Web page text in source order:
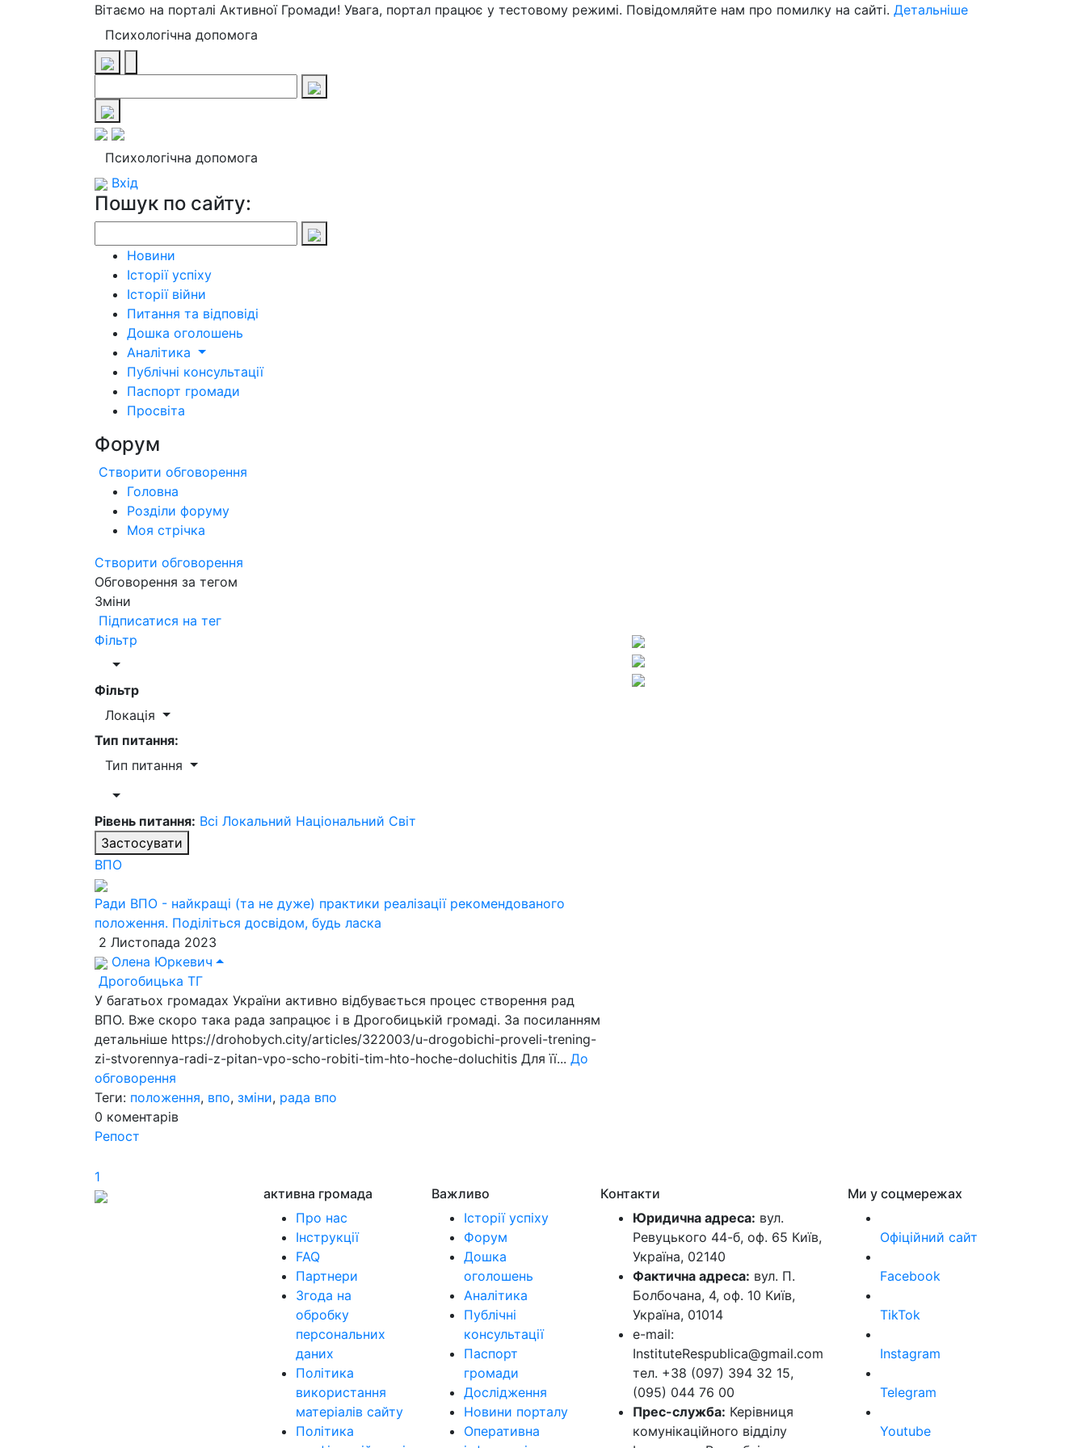
Вітаємо на порталі Активної Громади! Увага, портал працює у тестовому режимі. Повідомляйте нам про помилку на сайті. Детальніше
Психологічна допомога
Психологічна допомога
Вхід
Пошук по сайту:
Новини
Історії успіху
Історії війни
Питання та відповіді
Дошка оголошень
Аналітика
Публічні консультації
Паспорт громади
Просвіта
Форум
Створити обговорення
Головна
Розділи форуму
Моя стрічка
Створити обговорення
Обговорення за тегом
Зміни
Підписатися на тег
Фільтр
Фільтр
Локація
Тип питання:
Тип питання
Рівень питання: Всі Локальний Національний Світ
Застосувати
ВПО
Ради ВПО - найкращі (та не дуже) практики реалізації рекомендованого
положення. Поділіться досвідом, будь ласка
2 Листопада 2023
Олена Юркевич
Дрогобицька ТГ
У багатьох громадах України активно відбувається процес створення рад
ВПО. Вже скоро така рада запрацює і в Дрогобицькій громаді. За посиланням
детальніше https://drohobych.city/articles/322003/u-drogobichi-proveli-trening-
zi-stvorennya-radi-z-pitan-vpo-scho-robiti-tim-hto-hoche-doluchitis Для її... До
обговорення
Теги: положення, впо, зміни, рада впо
0 коментарів
Репост
1
активна громада
Про нас
Інструкції
FAQ
Партнери
Згода на
обробку
персональних
даних
Політика
використання
матеріалів сайту
Політика
Важливо
Історії успіху
Форум
Дошка
оголошень
Аналітика
Публічні
консультації
Паспорт
громади
Дослідження
Новини порталу
Оперативна
Контакти
Юридична адреса: вул.
Ревуцького 44-б, оф. 65 Київ,
Україна, 02140
Фактична адреса: вул. П.
Болбочана, 4, оф. 10 Київ,
Україна, 01014
e-mail:
InstituteRespublica@gmail.com
тел. +38 (097) 394 32 15,
(095) 044 76 00
Прес-служба: Керівниця
комунікаційного відділу
Ми у соцмережах
Офіційний сайт
Facebook
TikTok
Instagram
Telegram
Youtube